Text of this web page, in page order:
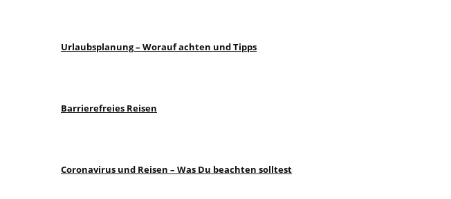
Urlaubsplanung – Worauf achten und Tipps
Barrierefreies Reisen
Coronavirus und Reisen – Was Du beachten solltest